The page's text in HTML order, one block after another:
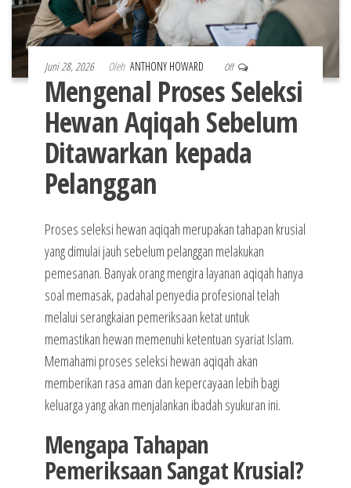
Juni 28, 2026 Oleh ANTHONY HOWARD Off
Mengenal Proses Seleksi
Hewan Aqiqah Sebelum
Ditawarkan kepada
Pelanggan
Proses seleksi hewan aqiqah merupakan tahapan krusial
yang dimulai jauh sebelum pelanggan melakukan
pemesanan. Banyak orang mengira layanan aqiqah hanya
soal memasak, padahal penyedia profesional telah
melalui serangkaian pemeriksaan ketat untuk
memastikan hewan memenuhi ketentuan syariat Islam.
Memahami proses seleksi hewan aqiqah akan
memberikan rasa aman dan kepercayaan lebih bagi
keluarga yang akan menjalankan ibadah syukuran ini.
Mengapa Tahapan
Pemeriksaan Sangat Krusial?